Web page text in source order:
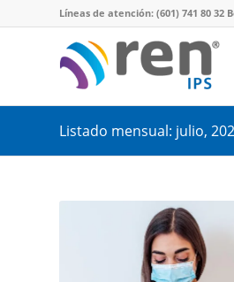
Líneas de atención: (601) 741 80 32
Listado mensual: julio,